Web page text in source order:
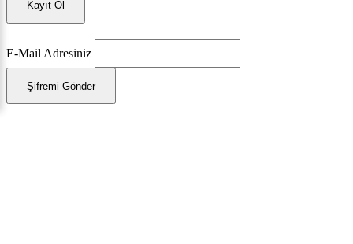
Kayıt Ol
E-Mail Adresiniz
Şifremi Gönder